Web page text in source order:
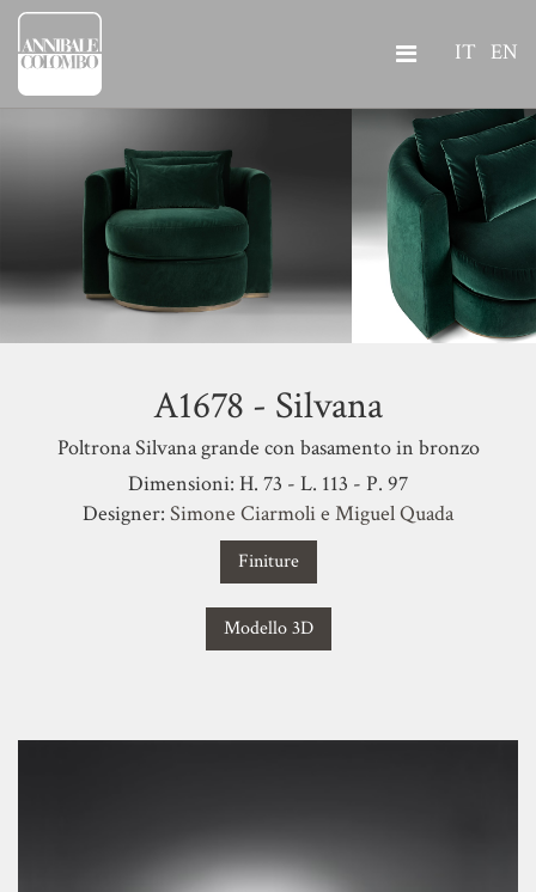
IT EN
A1678 - Silvana
Poltrona Silvana grande con basamento in bronzo
Dimensioni: H. 73 - L. 113 - P. 97
Designer: Simone Ciarmoli e Miguel Quada
Finiture
Modello 3D